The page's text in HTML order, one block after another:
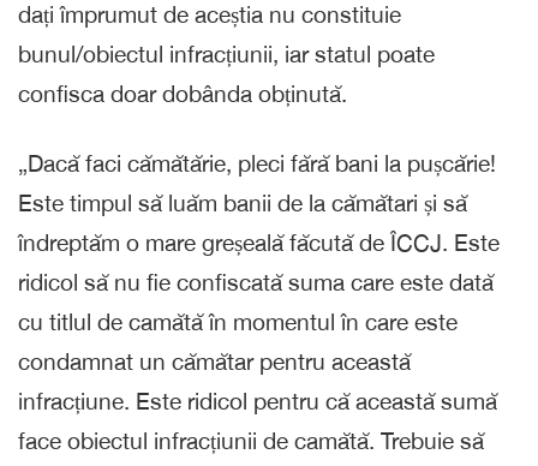
dați împrumut de aceștia nu constituie
bunul/obiectul infracțiunii, iar statul poate
confisca doar dobânda obținută.
„Dacă faci cămătărie, pleci fără bani la pușcărie!
Este timpul să luăm banii de la cămătari și să
îndreptăm o mare greșeală făcută de ÎCCJ. Este
ridicol să nu fie confiscată suma care este dată
cu titlul de camătă în momentul în care este
condamnat un cămătar pentru această
infracțiune. Este ridicol pentru că această sumă
face obiectul infracțiunii de camătă. Trebuie să